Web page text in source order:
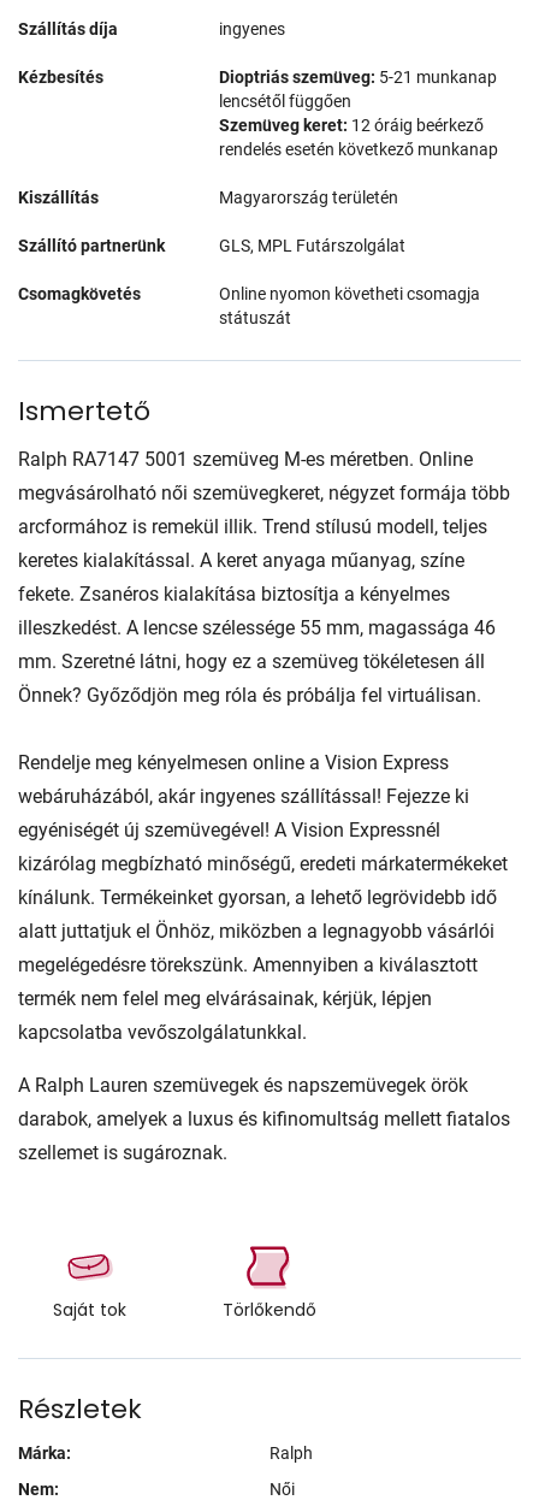
Szállítás díja ingyenes
Kézbesítés Dioptriás szemüveg: 5-21 munkanap
lencsétől függően
Szemüveg keret: 12 óráig beérkező
rendelés esetén következő munkanap
Kiszállítás Magyarország területén
Szállító partnerünk GLS, MPL Futárszolgálat
Csomagkövetés
Online nyomon követheti csomagja
státuszát
Ismertető
Ralph RA7147 5001 szemüveg M-es méretben. Online
megvásárolható női szemüvegkeret, négyzet formája több
arcformához is remekül illik. Trend stílusú modell, teljes
keretes kialakítással. A keret anyaga műanyag, színe
fekete. Zsanéros kialakítása biztosítja a kényelmes
illeszkedést. A lencse szélessége 55 mm, magassága 46
mm. Szeretné látni, hogy ez a szemüveg tökéletesen áll
Önnek? Győződjön meg róla és próbálja fel virtuálisan.
Rendelje meg kényelmesen online a Vision Express
webáruházából, akár ingyenes szállítással! Fejezze ki
egyéniségét új szemüvegével! A Vision Expressnél
kizárólag megbízható minőségű, eredeti márkatermékeket
kínálunk. Termékeinket gyorsan, a lehető legrövidebb idő
alatt juttatjuk el Önhöz, miközben a legnagyobb vásárlói
megelégedésre törekszünk. Amennyiben a kiválasztott
termék nem felel meg elvárásainak, kérjük, lépjen
kapcsolatba vevőszolgálatunkkal.
A Ralph Lauren szemüvegek és napszemüvegek örök
darabok, amelyek a luxus és kifinomultság mellett fiatalos
szellemet is sugároznak.
Saját tok Törlőkendő
Részletek
Márka:
Ralph
Nem:
Női